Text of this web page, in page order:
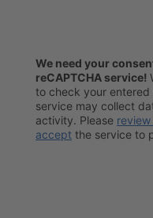
We need your
reCAPTCHA service!
to check your entered
service may collect
activity. Please
accept the service to